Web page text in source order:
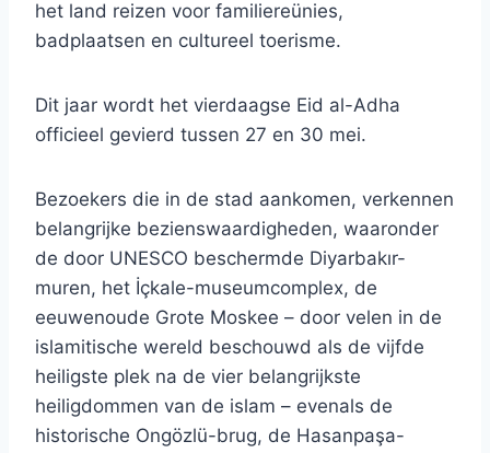
het land reizen voor familiereünies,
badplaatsen en cultureel toerisme.
Dit jaar wordt het vierdaagse Eid al-Adha
officieel gevierd tussen 27 en 30 mei.
Bezoekers die in de stad aankomen, verkennen
belangrijke bezienswaardigheden, waaronder
de door UNESCO beschermde Diyarbakır-
muren, het İçkale-museumcomplex, de
eeuwenoude Grote Moskee – door velen in de
islamitische wereld beschouwd als de vijfde
heiligste plek na de vier belangrijkste
heiligdommen van de islam – evenals de
historische Ongözlü-brug, de Hasanpaşa-